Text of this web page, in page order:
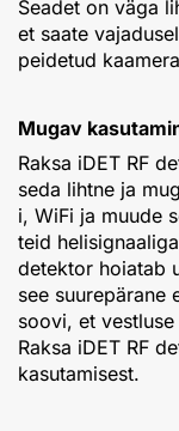
Seadet on väga
et saate
peidetud
Mugav
Raksa iDET RF
seda lihtne ja
i, WiFi ja muude
teid
detektor hoiatab
see suurepärane
soovi, et
Raksa iDET RF
kasutamisest.